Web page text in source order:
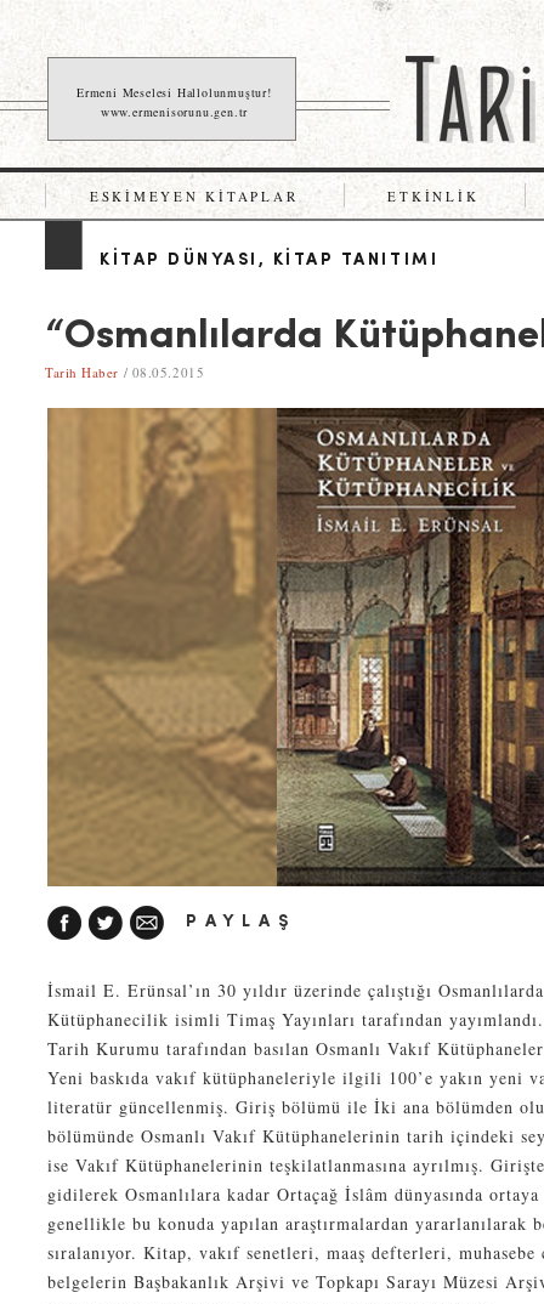
Ermeni Meselesi Hallolunmuştur!
www.ermenisorunu.gen.tr
ESKIMEYEN KITAPLAR ETKINLIK
KITAP DÜNYASI , KITAP TANITIMI
“Osmanlılarda
Tarih Haber / 08.05.2015
PAYLAŞ
İsmail E. Erünsal’ın 30 yıldır üzerinde çalıştığı
Kütüphanecilik isimli Timaş Yayınları tarafından
Tarih Kurumu tarafından basılan Osmanlı Vakıf
Yeni baskıda vakıf kütüphaneleriyle ilgili 100’e yakın yeni
literatür güncellenmiş. Giriş bölümü ile İki ana bölümden
bölümünde Osmanlı Vakıf Kütüphanelerinin tarih içindeki
ise Vakıf Kütüphanelerinin teşkilatlanmasına ayrılmış.
gidilerek Osmanlılara kadar Ortaçağ İslâm dünyasında
genellikle bu konuda yapılan araştırmalardan
sıralanıyor. Kitap, vakıf senetleri, maaş defterleri,
belgelerin Başbakanlık Arşivi ve Topkapı Sarayı Müzesi